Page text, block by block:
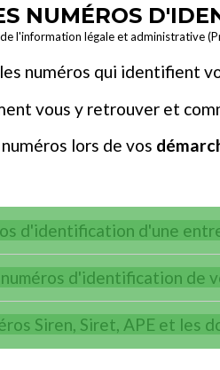
NUMÉROS
l'information légale et administrative
numéros qui identifient
vous y retrouver et
lors de vos
d'identification d'une
d'identification de
Siren, Siret, APE et les